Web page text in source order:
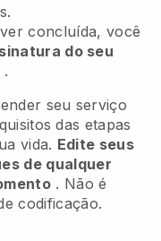
concluída, você
do seu
.
seu serviço
das etapas
vida. Edite seus
de qualquer
. Não é
codificação.